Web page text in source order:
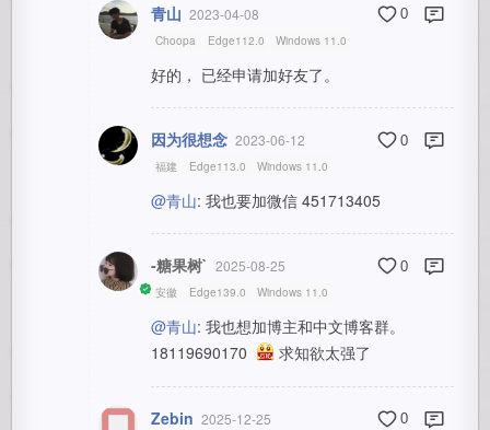
青山 2023-04-08 0
Choopa Edge112.0 Windows 11.0
好的， 已经申请加好友了。
因为很想念 2023-06-12 0
福建 Edge113.0 Windows 11.0
@青山: 我也要加微信 451713405
-糖果树` 2025-08-25 0
安徽 Edge139.0 Windows 11.0
@青山: 我也想加博主和中文博客群。
18119690170
求知欲太强了
Zebin 2025-12-25 0